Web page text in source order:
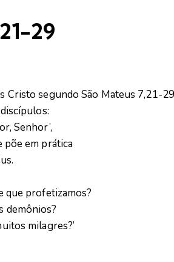
29
Cristo segundo São Mateus 7,21-29
Senhor’,
põe em prática
que profetizamos?
demônios?
milagres?’